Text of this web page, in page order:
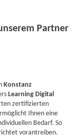
Partner
Konstanz
Learning Digital
zertifizierten
Ihnen eine
Bedarf. So
vorantreiben.